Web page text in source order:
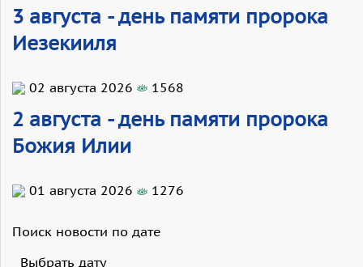
3 августа - день памяти пророка
Иезекииля
02 августа 2026 1568
2 августа - день памяти пророка
Божия Илии
01 августа 2026 1276
Поиск новости по дате